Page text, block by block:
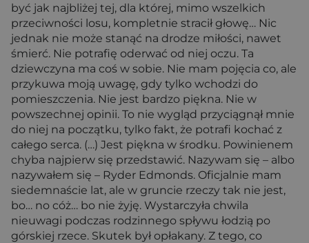
być jak najbliżej tej, dla której, mimo wszelkich
przeciwności losu, kompletnie stracił głowę… Nic
jednak nie może stanąć na drodze miłości, nawet
śmierć. Nie potrafię oderwać od niej oczu. Ta
dziewczyna ma coś w sobie. Nie mam pojęcia co, ale
przykuwa moją uwagę, gdy tylko wchodzi do
pomieszczenia. Nie jest bardzo piękna. Nie w
powszechnej opinii. To nie wygląd przyciągnął mnie
do niej na początku, tylko fakt, że potrafi kochać z
całego serca. (…) Jest piękna w środku. Powinienem
chyba najpierw się przedstawić. Nazywam się – albo
nazywałem się – Ryder Edmonds. Oficjalnie mam
siedemnaście lat, ale w gruncie rzeczy tak nie jest,
bo… no cóż… bo nie żyję. Wystarczyła chwila
nieuwagi podczas rodzinnego spływu łodzią po
górskiej rzece. Skutek był opłakany. Z tego, co